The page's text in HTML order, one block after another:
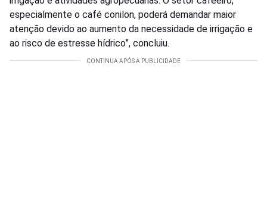
especialmente o café conilon, poderá demandar maior
atenção devido ao aumento da necessidade de irrigação e
ao risco de estresse hídrico”, concluiu.